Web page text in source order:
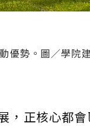
優勢。圖／學院
，正核心都